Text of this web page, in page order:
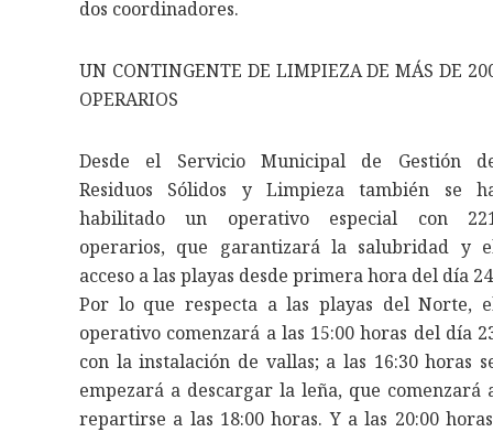
dos coordinadores.
UN CONTINGENTE DE LIMPIEZA DE MÁS DE
OPERARIOS
Desde el Servicio Municipal de Gestión
Residuos Sólidos y Limpieza también se
habilitado un operativo especial con
operarios, que garantizará la salubridad y
acceso a las playas desde primera hora del día
Por lo que respecta a las playas del Norte,
operativo comenzará a las 15:00 horas del día
con la instalación de vallas; a las 16:30 horas
empezará a descargar la leña, que comenzará
repartirse a las 18:00 horas. Y a las 20:00